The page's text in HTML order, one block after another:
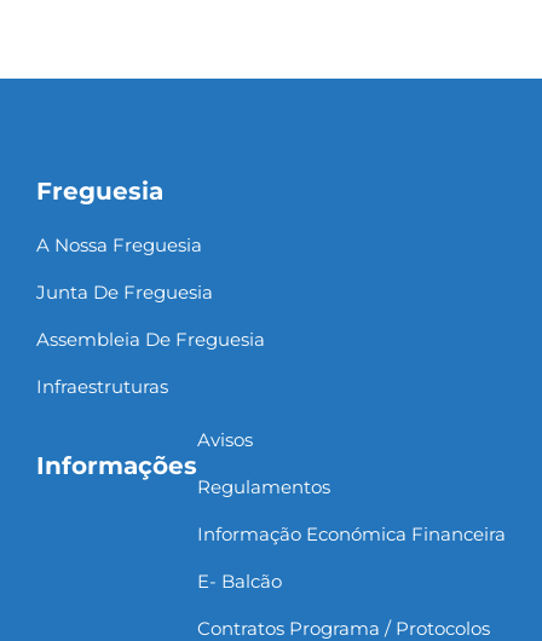
Freguesia
A Nossa Freguesia
Junta De Freguesia
Assembleia De Freguesia
Infraestruturas
Informações
Avisos
Regulamentos
Informação Económica Financeira
E- Balcão
Contratos Programa / Protocolos